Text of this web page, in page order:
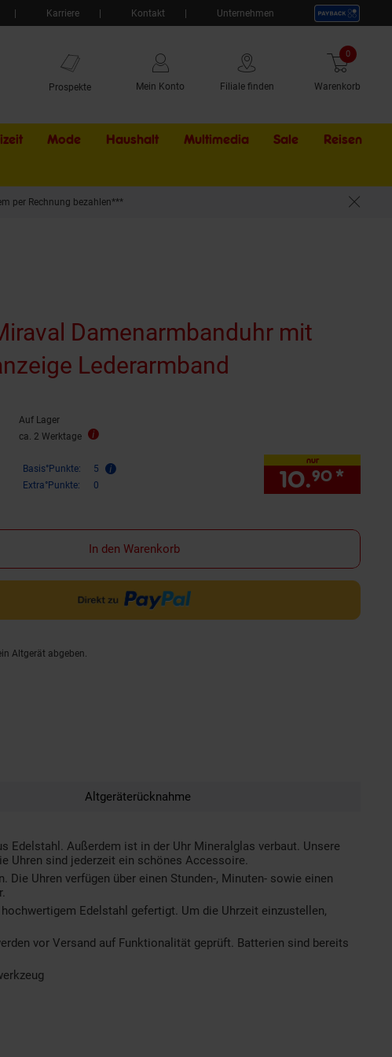
Karriere Kontakt Unternehmen
Prospekte Mein Konto Filiale finden Warenkorb
0 Artikel
Mode Haushalt Multimedia Sale Externer
Reisen
per Rechnung bezahlen***
Lederarmband
Auf Lager
ca. 2 Werktage
Basis°Punkte:
5
Extra°Punkte:
0
nur
10.90 *
In den Warenkorb
Altgerät abgeben.
Altgeräterücknahme
Edelstahl. Außerdem ist in der Uhr Mineralglas verbaut. Unsere
Uhren sind jederzeit ein schönes Accessoire.
Uhren verfügen über einen Stunden-, Minuten- sowie einen
Edelstahl gefertigt. Um die Uhrzeit einzustellen,
vor Versand auf Funktionalität geprüft. Batterien sind bereits